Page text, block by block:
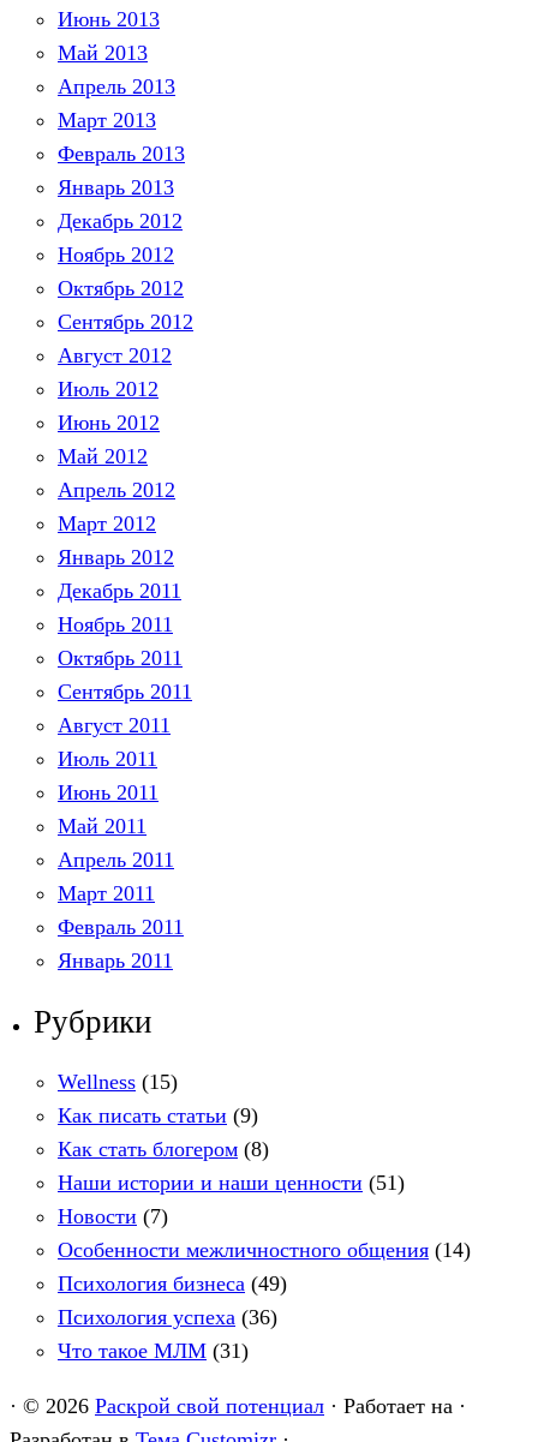
Июнь 2013
Май 2013
Апрель 2013
Март 2013
Февраль 2013
Январь 2013
Декабрь 2012
Ноябрь 2012
Октябрь 2012
Сентябрь 2012
Август 2012
Июль 2012
Июнь 2012
Май 2012
Апрель 2012
Март 2012
Январь 2012
Декабрь 2011
Ноябрь 2011
Октябрь 2011
Сентябрь 2011
Август 2011
Июль 2011
Июнь 2011
Май 2011
Апрель 2011
Март 2011
Февраль 2011
Январь 2011
Рубрики
Wellness (15)
Как писать статьи (9)
Как стать блогером (8)
Наши истории и наши ценности (51)
Новости (7)
Особенности межличностного общения (14)
Психология бизнеса (49)
Психология успеха (36)
Что такое МЛМ (31)
· © 2026 Раскрой свой потенциал · Работает на ·